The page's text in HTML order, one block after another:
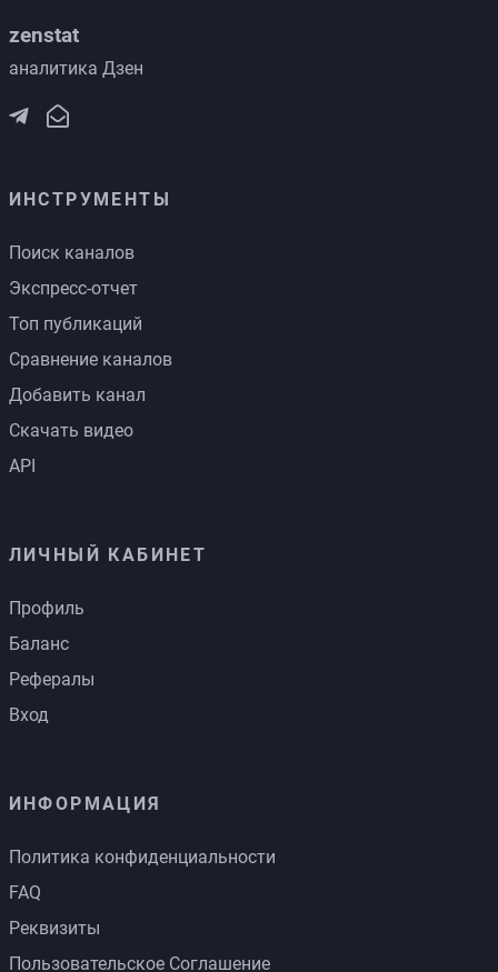
zenstat
аналитика Дзен
ИНСТРУМЕНТЫ
Поиск каналов
Экспресс-отчет
Топ публикаций
Сравнение каналов
Добавить канал
Скачать видео
API
ЛИЧНЫЙ КАБИНЕТ
Профиль
Баланс
Рефералы
Вход
ИНФОРМАЦИЯ
Политика конфиденциальности
FAQ
Реквизиты
Пользовательское Соглашение